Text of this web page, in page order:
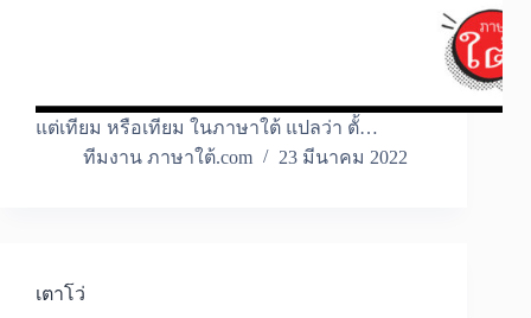
แต่เทียม หรือเทียม ในภาษาใต้ แปลว่า ตั้…
ทีมงาน ภาษาใต้.com
23 มีนาคม 2022
เตาโว่